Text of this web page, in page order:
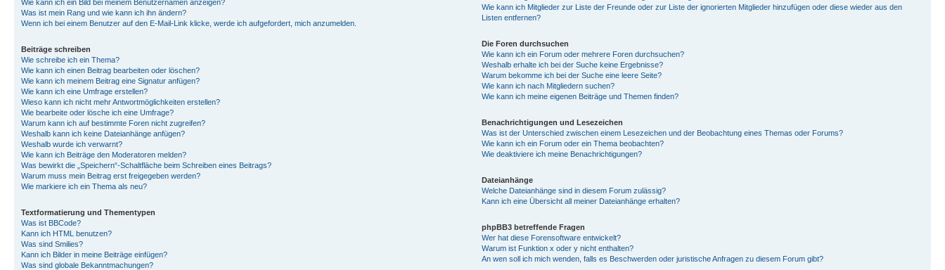
Wie kann ich ein Bild bei meinem Benutzernamen anzeigen?
Was ist mein Rang und wie kann ich ihn ändern?
Wenn ich bei einem Benutzer auf den E-Mail-Link klicke, werde ich aufgefordert, mich anzumelden.
Beiträge schreiben
Wie schreibe ich ein Thema?
Wie kann ich einen Beitrag bearbeiten oder löschen?
Wie kann ich meinem Beitrag eine Signatur anfügen?
Wie kann ich eine Umfrage erstellen?
Wieso kann ich nicht mehr Antwortmöglichkeiten erstellen?
Wie bearbeite oder lösche ich eine Umfrage?
Warum kann ich auf bestimmte Foren nicht zugreifen?
Weshalb kann ich keine Dateianhänge anfügen?
Weshalb wurde ich verwarnt?
Wie kann ich Beiträge den Moderatoren melden?
Was bewirkt die „Speichern“-Schaltfläche beim Schreiben eines Beitrags?
Warum muss mein Beitrag erst freigegeben werden?
Wie markiere ich ein Thema als neu?
Textformatierung und Thementypen
Was ist BBCode?
Kann ich HTML benutzen?
Was sind Smilies?
Kann ich Bilder in meine Beiträge einfügen?
Was sind globale Bekanntmachungen?
Wie kann ich Mitglieder zur Liste der Freunde oder zur Liste der ignorierten Mitglieder hinzufügen oder diese wieder aus den
Listen entfernen?
Die Foren durchsuchen
Wie kann ich ein Forum oder mehrere Foren durchsuchen?
Weshalb erhalte ich bei der Suche keine Ergebnisse?
Warum bekomme ich bei der Suche eine leere Seite?
Wie kann ich nach Mitgliedern suchen?
Wie kann ich meine eigenen Beiträge und Themen finden?
Benachrichtigungen und Lesezeichen
Was ist der Unterschied zwischen einem Lesezeichen und der Beobachtung eines Themas oder Forums?
Wie kann ich ein Forum oder ein Thema beobachten?
Wie deaktiviere ich meine Benachrichtigungen?
Dateianhänge
Welche Dateianhänge sind in diesem Forum zulässig?
Kann ich eine Übersicht all meiner Dateianhänge erhalten?
phpBB3 betreffende Fragen
Wer hat diese Forensoftware entwickelt?
Warum ist Funktion x oder y nicht enthalten?
An wen soll ich mich wenden, falls es Beschwerden oder juristische Anfragen zu diesem Forum gibt?